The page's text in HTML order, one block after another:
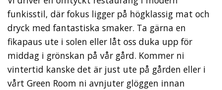
funkisstil, där fokus ligger på högklassig mat och
dryck med fantastiska smaker. Ta gärna en
fikapaus ute i solen eller låt oss duka upp för
middag i grönskan på vår gård. Kommer ni
vintertid kanske det är just ute på gården eller i
vårt Green Room ni avnjuter glöggen innan